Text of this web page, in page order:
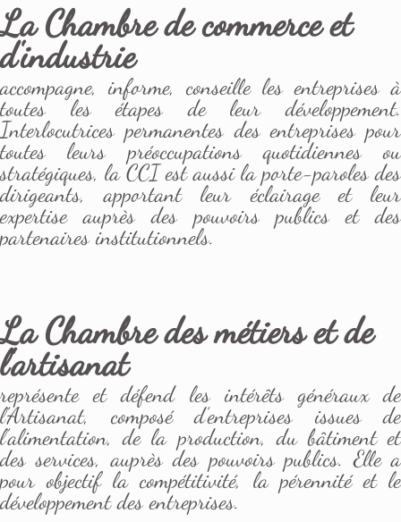
La Chambre de commerce et
d'industrie
accompagne, informe, conseille les entreprises à
toutes les étapes de leur développement.
Interlocutrices permanentes des entreprises pour
toutes leurs préoccupations quotidiennes ou
stratégiques, la CCI est aussi la porte-paroles des
dirigeants, apportant leur éclairage et leur
expertise auprès des pouvoirs publics et des
partenaires institutionnels.
La Chambre des métiers et de
l'artisanat
représente et défend les intérêts généraux de
l’Artisanat, composé d’entreprises issues de
l’alimentation, de la production, du bâtiment et
des services, auprès des pouvoirs publics. Elle a
pour objectif la compétitivité, la pérennité et le
développement des entreprises.